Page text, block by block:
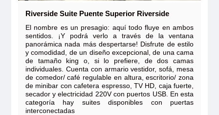
Riverside Suite Puente Superior Riverside
El nombre es un presagio: aquí todo fluye en ambos
sentidos. ¡Y podrá verlo a través de la ventana
panorámica nada más despertarse! Disfrute de estilo
y comodidad, de un diseño excepcional, de una cama
de tamaño king o, si lo prefiere, de dos camas
individuales. Cuenta con armario vestidor, sofá, mesa
de comedor/ café regulable en altura, escritorio/ zona
de minibar con cafetera espresso, TV HD, caja fuerte,
secador y electricidad 220V con puertos USB. En esta
categoría hay suites disponibles con puertas
interconectadas